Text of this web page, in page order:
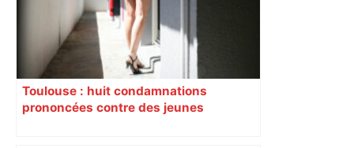
Toulouse : huit condamnations
prononcées contre des jeunes